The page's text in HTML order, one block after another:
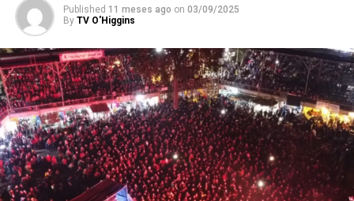
Published 11 meses ago on 03/09/2025
By TV O'Higgins